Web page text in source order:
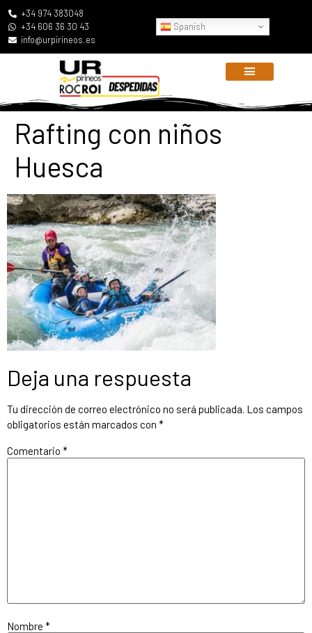
+34 974 383048
+34 606 36 30 43
info@urpirineos.es
Spanish
Rafting con niños
Huesca
Deja una respuesta
Tu dirección de correo electrónico no será publicada. Los campos
obligatorios están marcados con *
Comentario *
Nombre *